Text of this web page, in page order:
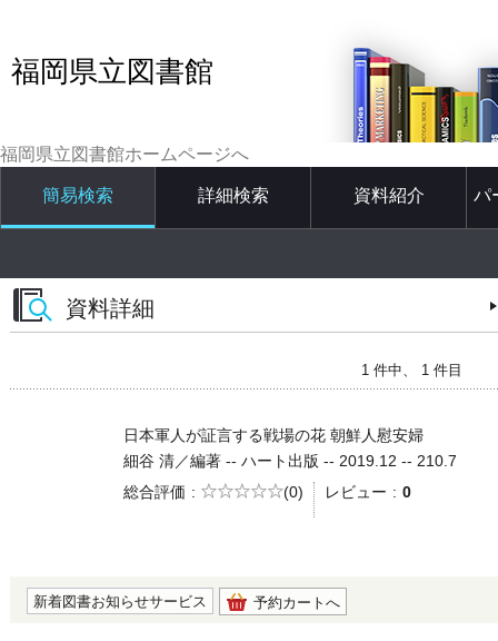
福岡県立図書館
福岡県立図書館ホームページへ
簡易検索 詳細検索 資料紹介 パ
資料詳細
1 件中、 1 件目
日本軍人が証言する戦場の花 朝鮮人慰安婦
細谷 清／編著 -- ハート出版 -- 2019.12 -- 210.7
総合評価
5段階評価
(0) レビュー 0
新着図書お知らせサービス 予約カートへ